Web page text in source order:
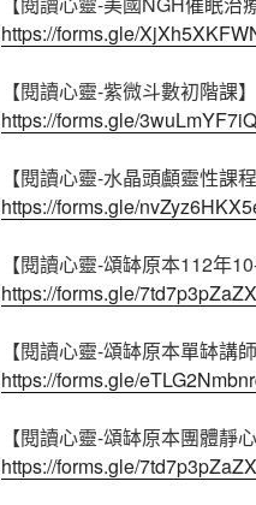
https://forms.gle/
【閱讀心靈-紫微斗數初階課】
https://forms.gle/
【閱讀心靈-水晶頭顱靈性課程
https://forms.gle/
【閱讀心靈-頌缽原本112年
https://forms.gle/
【閱讀心靈-頌缽原本單缽講
https://forms.gle/
【閱讀心靈-頌缽原本團體靜
https://forms.gle/